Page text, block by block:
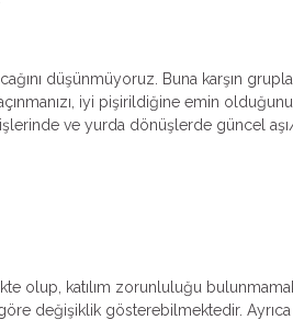
düşünmüyoruz. Buna karşın
iyi pişirildiğine emin
ve yurda dönüşlerde güncel aşı/
olup, katılım zorunluluğu
değişiklik gösterebilmektedir.